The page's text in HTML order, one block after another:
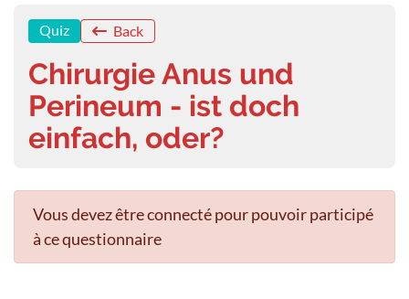
Quiz Back
Chirurgie Anus und
Perineum - ist doch
einfach, oder?
Vous devez être connecté pour pouvoir participé
à ce questionnaire